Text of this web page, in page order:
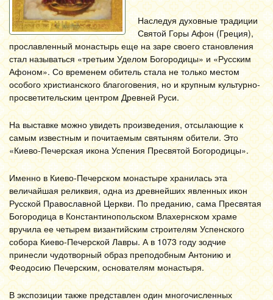
Наследуя духовные традиции
Святой Горы Афон (Греция),
прославленный монастырь еще на заре своего становления
стал называться «третьим Уделом Богородицы» и «Русским
Афоном». Со временем обитель стала не только местом
особого христианского благоговения, но и крупным культурно-
просветительским центром Древней Руси.
На выставке можно увидеть произведения, отсылающие к
самым известным и почитаемым святыням обители. Это
«Киево-Печерская икона Успения Пресвятой Богородицы».
Именно в Киево-Печерском монастыре хранилась эта
величайшая реликвия, одна из древнейших явленных икон
Русской Православной Церкви. По преданию, сама Пресвятая
Богородица в Константинопольском Влахернском храме
вручила ее четырем византийским строителям Успенского
собора Киево-Печерской Лавры. А в 1073 году зодчие
принесли чудотворный образ преподобным Антонию и
Феодосию Печерским, основателям монастыря.
В экспозиции также представлен один многочисленных